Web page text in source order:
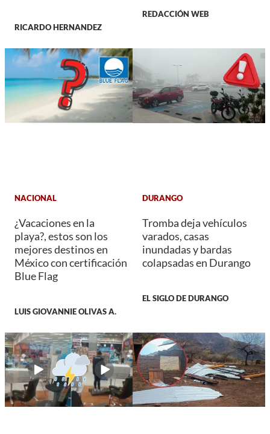
RICARDO HERNANDEZ
REDACCIÓN WEB
NACIONAL
¿Vacaciones en la
playa?, estos son los
mejores destinos en
México con certificación
Blue Flag
LUIS GIOVANNIE OLIVAS A.
DURANGO
Tromba deja vehículos
varados, casas
inundadas y bardas
colapsadas en Durango
EL SIGLO DE DURANGO